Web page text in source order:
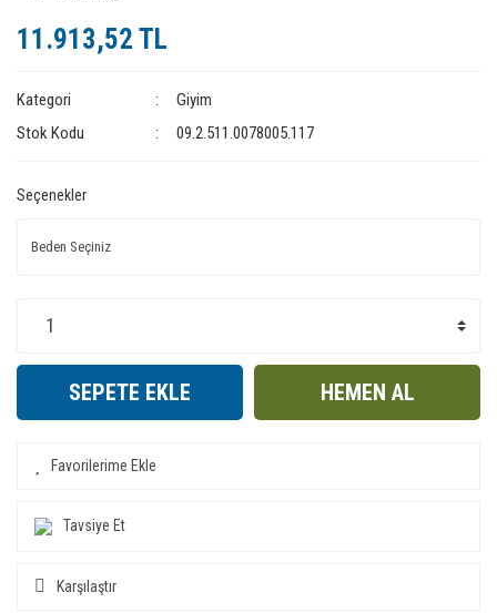
11.913,52 TL
Kategori
Giyim
Stok Kodu
09.2.511.0078005.117
Seçenekler
SEPETE EKLE HEMEN AL
Tavsiye Et
Karşılaştır